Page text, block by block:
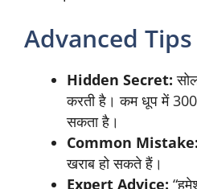
पर्याप्त जगह है? 1kW
चाहिए।
बजट तय करें:300W
20,000 रुपये में मिलता
उदाहरण:अगर आपका घर 500W
है, तो 2 x 250W पैनल या 1 x
रहेगा। [1 Solar panel कितने